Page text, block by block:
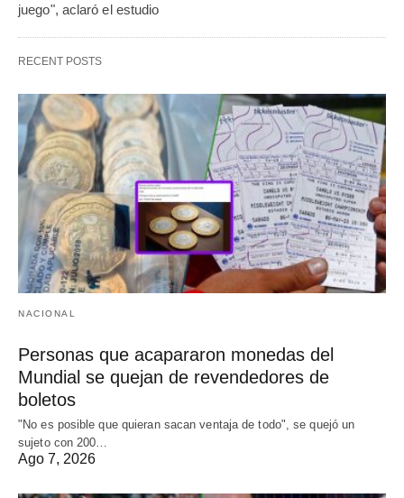
juego", aclaró el estudio
RECENT POSTS
NACIONAL
Personas que acapararon monedas del
Mundial se quejan de revendedores de
boletos
"No es posible que quieran sacan ventaja de todo", se quejó un
sujeto con 200…
Ago 7, 2026